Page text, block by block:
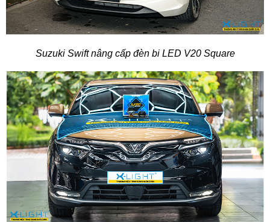
Suzuki Swift nâng cấp đèn bi LED V20 Square